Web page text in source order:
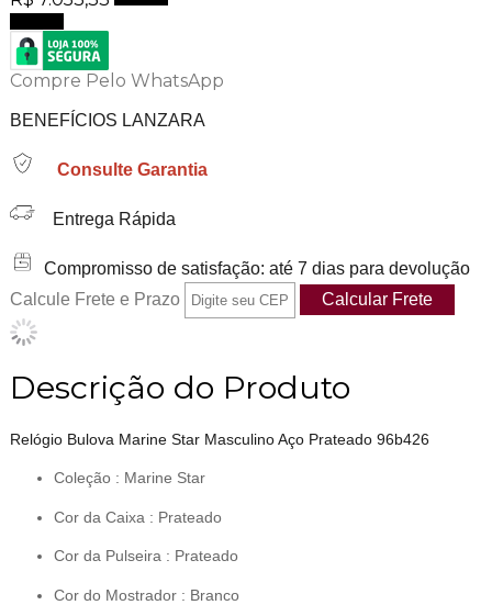
Compre Pelo WhatsApp
BENEFÍCIOS LANZARA
Consulte Garantia
Entrega Rápida
Compromisso de satisfação: até 7 dias para devolução
Calcule Frete e Prazo
Descrição do Produto
Relógio Bulova Marine Star Masculino Aço Prateado 96b426
Coleção : Marine Star
Cor da Caixa : Prateado
Cor da Pulseira : Prateado
Cor do Mostrador : Branco